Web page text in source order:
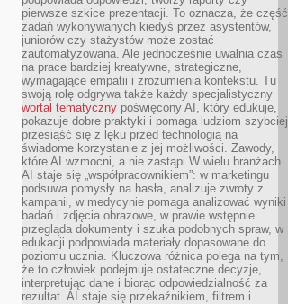
pierwsze szkice prezentacji. To oznacza, że część
zadań wykonywanych kiedyś przez asystentów,
juniorów czy stażystów może zostać
zautomatyzowana. Ale jednocześnie uwalnia czas
na prace bardziej kreatywne, strategiczne,
wymagające empatii i zrozumienia kontekstu. Tu
swoją rolę odgrywa także każdy specjalistyczny
wortal tematyczny poświęcony AI, który edukuje,
pokazuje dobre praktyki i pomaga ludziom szybciej
przesiąść się z lęku przed technologią na
świadome korzystanie z jej możliwości. Zawody,
które AI wzmocni, a nie zastąpi W wielu branżach
AI staje się „współpracownikiem”: w marketingu
podsuwa pomysły na hasła, analizuje zwroty z
kampanii, w medycynie pomaga analizować wyniki
badań i zdjęcia obrazowe, w prawie wstępnie
przegląda dokumenty i szuka podobnych spraw, w
edukacji podpowiada materiały dopasowane do
poziomu ucznia. Kluczowa różnica polega na tym,
że to człowiek podejmuje ostateczne decyzje,
interpretując dane i biorąc odpowiedzialność za
rezultat. AI staje się przekaźnikiem, filtrem i